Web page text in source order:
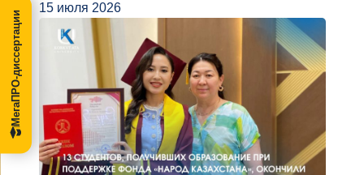
15 июля 2026
МегаПРО-диссертации